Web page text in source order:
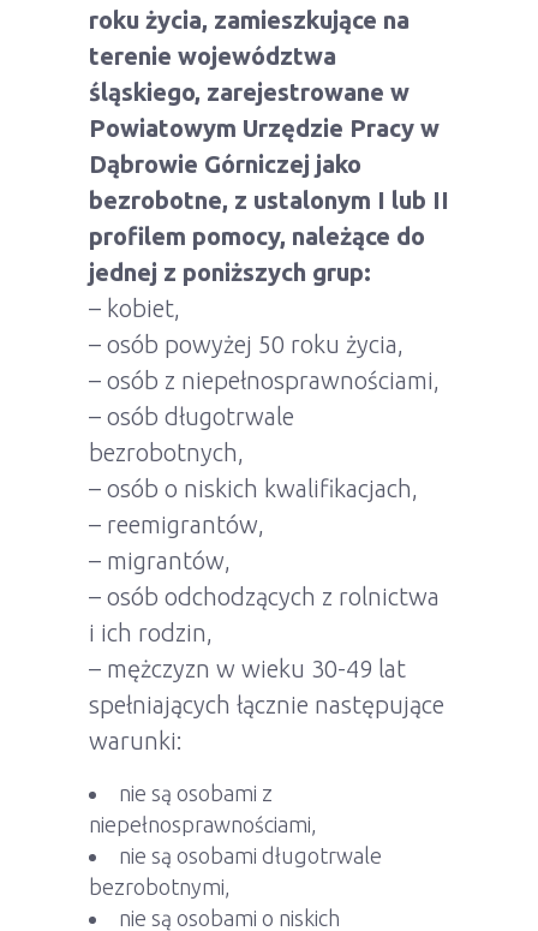
roku życia, zamieszkujące na
terenie województwa
śląskiego, zarejestrowane w
Powiatowym Urzędzie Pracy w
Dąbrowie Górniczej jako
bezrobotne, z ustalonym I lub II
profilem pomocy, należące do
jednej z poniższych grup:
– kobiet,
– osób powyżej 50 roku życia,
– osób z niepełnosprawnościami,
– osób długotrwale
bezrobotnych,
– osób o niskich kwalifikacjach,
– reemigrantów,
– migrantów,
– osób odchodzących z rolnictwa
i ich rodzin,
– mężczyzn w wieku 30-49 lat
spełniających łącznie następujące
warunki:
nie są osobami z
niepełnosprawnościami,
nie są osobami długotrwale
bezrobotnymi,
nie są osobami o niskich